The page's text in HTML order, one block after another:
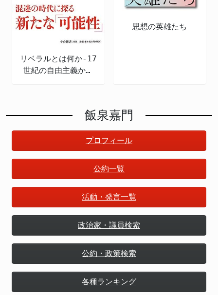
リベラルとは何か-17
世紀の自由主義から
思想の英雄たち
飯泉嘉門
プロフィール
公約一覧
活動・発言一覧
政治家・議員検索
公約・政策検索
各種ランキング